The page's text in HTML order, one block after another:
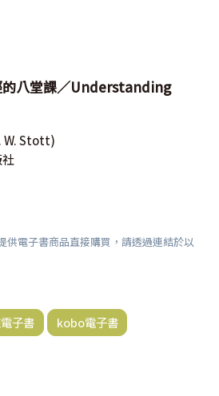
的八堂課／Understanding
W. Stott)
供電子書商品直接購買，請透過連結於以
子書 kobo電子書